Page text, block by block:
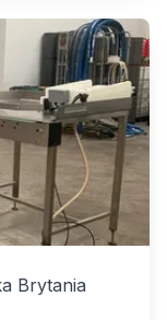
Brytania